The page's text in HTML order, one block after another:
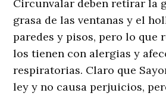
Circunvalar deben retirar la
grasa de las ventanas y el
paredes y pisos, pero lo que
los tienen con alergias y
respiratorias. Claro que
ley y no causa perjuicios,